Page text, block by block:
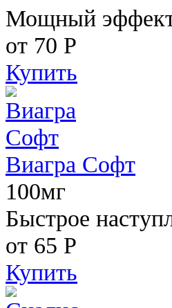
Мощный эффект
от 70 Р
Купить
Виагра Софт
100мг
Быстрое
от 65 Р
Купить